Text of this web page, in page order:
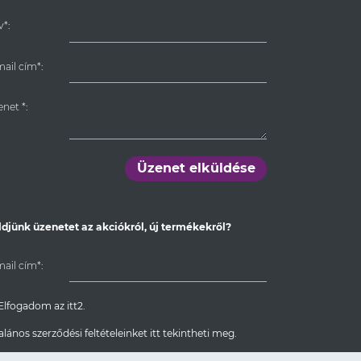
cím*:
*:
Üzenet elküldése
üzenetet az akciókról, új termékekről?
cím*:
az itt2.
szerződési feltételeinket itt tekintheti meg.